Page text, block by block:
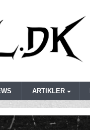
ARTIKLER